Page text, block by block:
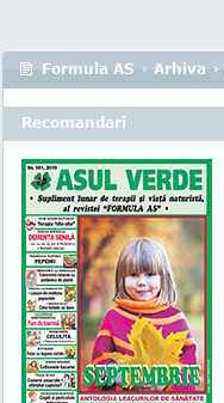
Formula AS › Arhiva ›
Recomandari